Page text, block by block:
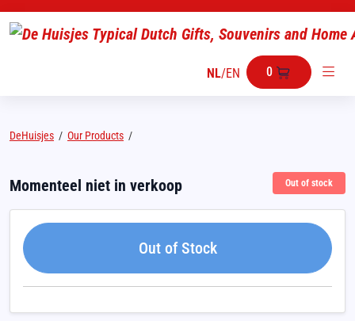
NL/EN 0
DeHuisjes / Our Products /
Momenteel niet in verkoop Out of stock
Out of Stock